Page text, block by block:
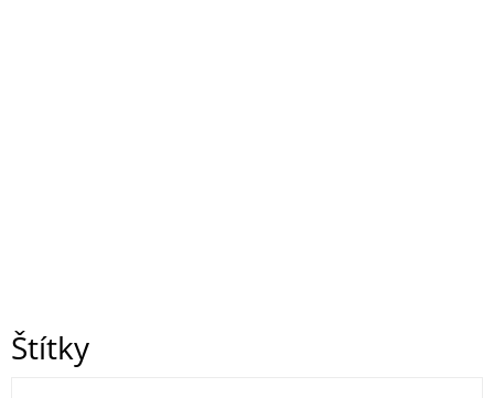
Štítky